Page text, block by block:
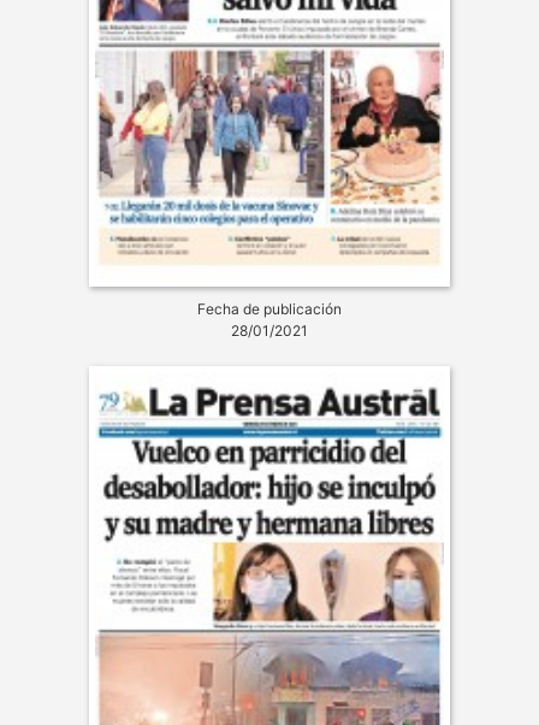
Fecha de publicación
28/01/2021